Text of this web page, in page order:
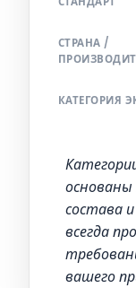
СТРАНА /
КАТЕГОРИЯ
основаны
состава
всегда
вашего